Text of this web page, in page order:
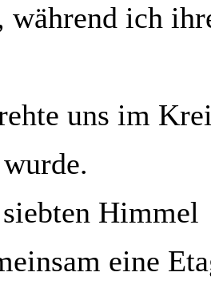
während ich
uns im
Himmel
eine